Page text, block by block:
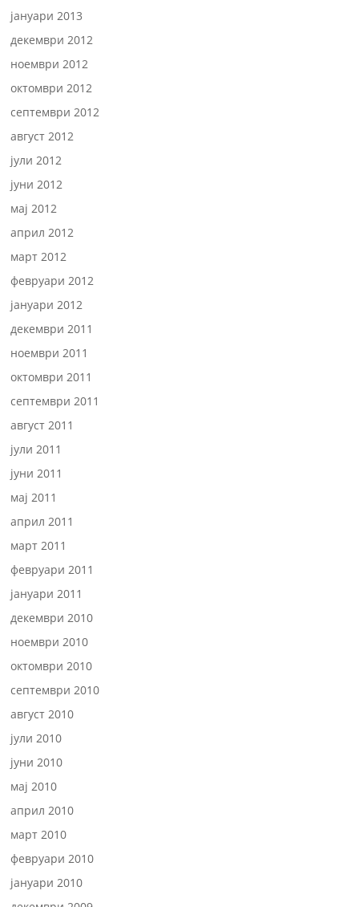
јануари 2013
декември 2012
ноември 2012
октомври 2012
септември 2012
август 2012
јули 2012
јуни 2012
мај 2012
април 2012
март 2012
февруари 2012
јануари 2012
декември 2011
ноември 2011
октомври 2011
септември 2011
август 2011
јули 2011
јуни 2011
мај 2011
април 2011
март 2011
февруари 2011
јануари 2011
декември 2010
ноември 2010
октомври 2010
септември 2010
август 2010
јули 2010
јуни 2010
мај 2010
април 2010
март 2010
февруари 2010
јануари 2010